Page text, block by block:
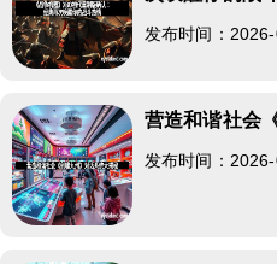
发布时间：
营造和谐社会
发布时间：